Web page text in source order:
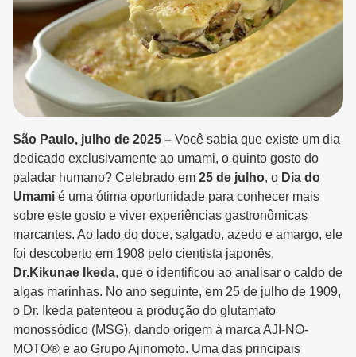
São Paulo, julho de 2025 – Você sabia que existe um dia
dedicado exclusivamente ao umami, o quinto gosto do
paladar humano? Celebrado em 25 de julho, o Dia do
Umami é uma ótima oportunidade para conhecer mais
sobre este gosto e viver experiências gastronômicas
marcantes. Ao lado do doce, salgado, azedo e amargo, ele
foi descoberto em 1908 pelo cientista japonês,
Dr.Kikunae Ikeda, que o identificou ao analisar o caldo de
algas marinhas. No ano seguinte, em 25 de julho de 1909,
o Dr. Ikeda patenteou a produção do glutamato
monossódico (MSG), dando origem à marca AJI-NO-
MOTO® e ao Grupo Ajinomoto. Uma das principais